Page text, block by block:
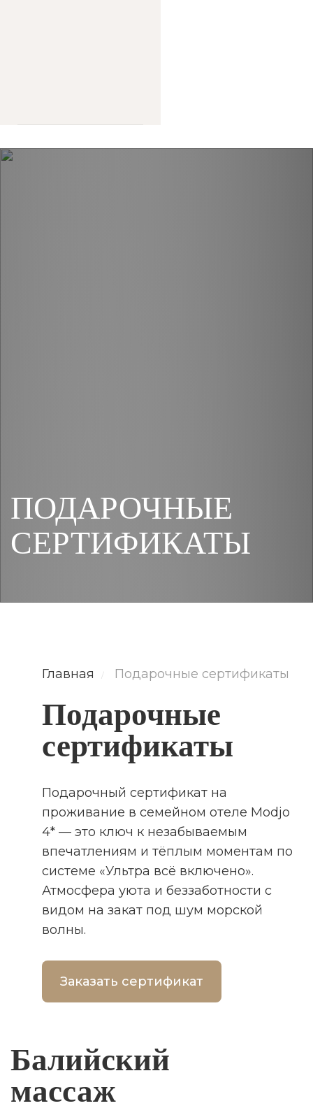
ПОДАРОЧНЫЕ
СЕРТИФИКАТЫ
Главная / Подарочные сертификаты
Подарочные
сертификаты
Подарочный сертификат на
проживание в семейном отеле Modjo
4* — это ключ к незабываемым
впечатлениям и тёплым моментам по
системе «Ультра всё включено».
Атмосфера уюта и беззаботности с
видом на закат под шум морской
волны.
Заказать сертификат
Балийский
массаж